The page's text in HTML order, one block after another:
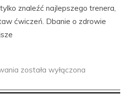
znaleźć najlepszego trenera,
ćwiczeń. Dbanie o zdrowie
została wyłączona